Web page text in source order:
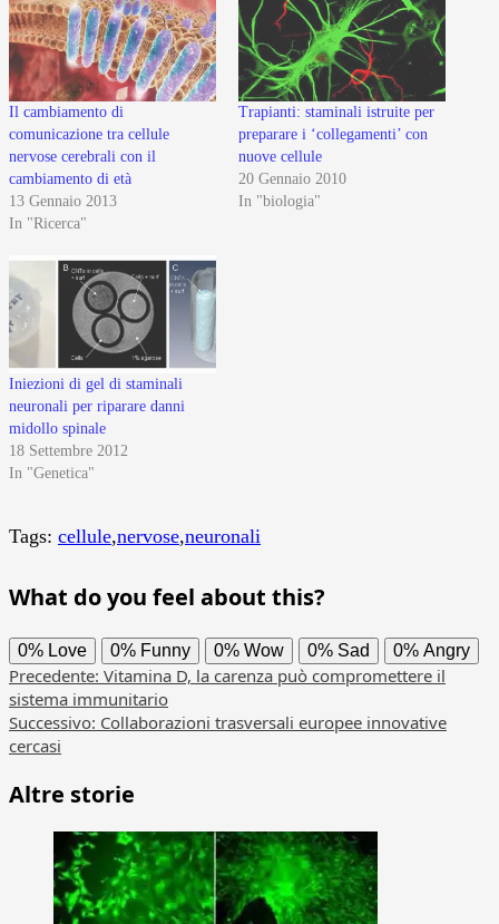
Il cambiamento di
comunicazione tra cellule
nervose cerebrali con il
cambiamento di età
13 Gennaio 2013
In "Ricerca"
Trapianti: staminali istruite per
preparare i ‘collegamenti’ con
nuove cellule
20 Gennaio 2010
In "biologia"
Iniezioni di gel di staminali
neuronali per riparare danni
midollo spinale
18 Settembre 2012
In "Genetica"
Tags: cellule,nervose,neuronali
What do you feel about this?
0% Love 0% Funny 0% Wow 0% Sad 0% Angry
Navigazione
articolo
Precedente: Vitamina D, la carenza può compromettere il
sistema immunitario
Successivo: Collaborazioni trasversali europee innovative
cercasi
Altre storie